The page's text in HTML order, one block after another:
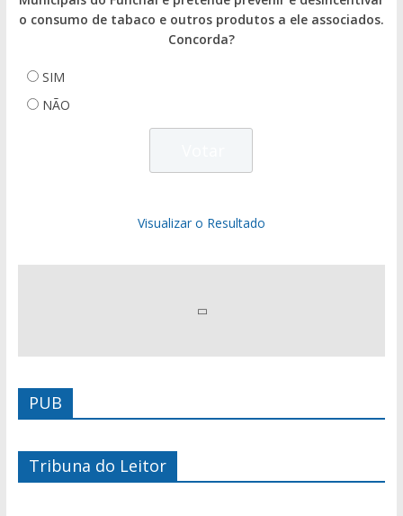
o consumo de tabaco e outros produtos a ele associados.
Concorda?
SIM
NÃO
Visualizar o Resultado
PUB
Tribuna do Leitor